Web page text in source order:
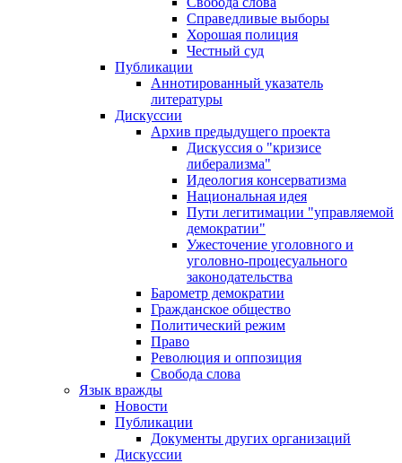
Справедливые выборы
Хорошая полиция
Честный суд
Публикации
Аннотированный указатель
литературы
Дискуссии
Архив предыдущего проекта
Дискуссия о "кризисе
либерализма"
Идеология консерватизма
Национальная идея
Пути легитимации "управляемой
демократии"
Ужесточение уголовного и
уголовно-процесуального
законодательства
Барометр демократии
Гражданское общество
Политический режим
Право
Революция и оппозиция
Свобода слова
Язык вражды
Новости
Публикации
Документы других организаций
Дискуссии